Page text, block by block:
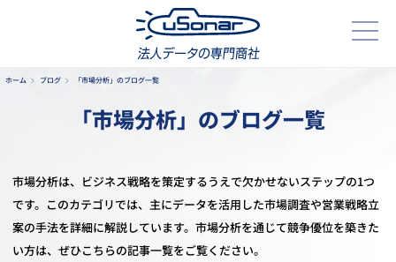
ホーム ブログ 「市場分析」のブログ一覧
「市場分析」のブログ一覧
市場分析は、ビジネス戦略を策定するうえで欠かせないステップの1つ
です。このカテゴリでは、主にデータを活用した市場調査や営業戦略立
案の手法を詳細に解説しています。市場分析を通じて競争優位を築きた
い方は、ぜひこちらの記事一覧をご覧ください。